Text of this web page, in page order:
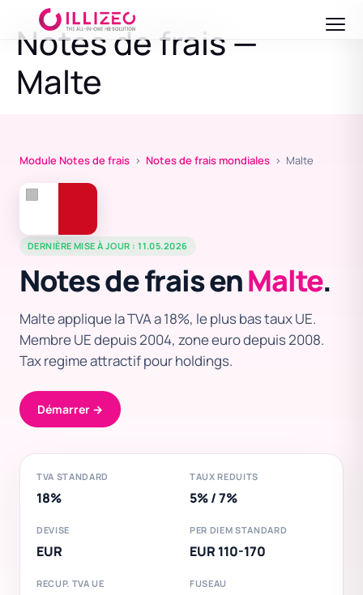
Notes de frais —
Malte
Module Notes de frais › Notes de frais mondiales › Malte
DERNIÈRE MISE À JOUR : 11.05.2026
Notes de frais enMalte.
Malte applique la TVA a 18%, le plus bas taux UE.
Membre UE depuis 2004, zone euro depuis 2008.
Tax regime attractif pour holdings.
Démarrer →
TVA STANDARD
18%
TAUX REDUITS
5% / 7%
DEVISE
EUR
PER DIEM STANDARD
EUR 110-170
RECUP. TVA UE FUSEAU